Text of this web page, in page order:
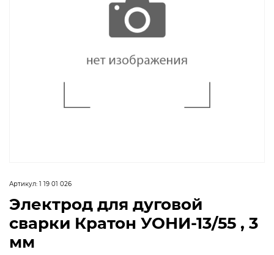
Артикул: 1 19 01 026
Электрод для дуговой
сварки Кратон УОНИ-13/55 , 3
мм